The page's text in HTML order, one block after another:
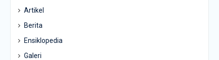
Artikel
Berita
Ensiklopedia
Galeri